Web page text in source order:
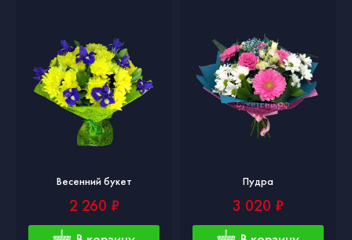
Весенний букет
2 260 ₽
Пудра
3 020 ₽